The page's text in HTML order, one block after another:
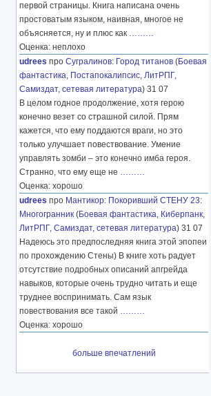
первой страницы. Книга написана очень
простоватым языком, наивная, многое не
объясняется, ну и плюс как ………
Оценка: неплохо
udrees про Сугралинов: Город титанов (Боевая
фантастика, Постапокалипсис, ЛитРПГ,
Самиздат, сетевая литература) 31 07
В целом годное продолжение, хотя герою
конечно везет со страшной силой. Прям
кажется, что ему поддаются враги, но это
только улучшает повествование. Умение
управлять зомби – это конечно имба героя.
Странно, что ему еще не ………
Оценка: хорошо
udrees про Мантикор: Покоривший СТЕНУ 23:
Многогранник (Боевая фантастика, Киберпанк,
ЛитРПГ, Самиздат, сетевая литература) 31 07
Надеюсь это предпоследняя книга этой эпопеи
по прохождению Стены) В книге хоть радует
отсутствие подробных описаний апгрейда
навыков, которые очень трудно читать и еще
труднее воспринимать. Сам язык
повествования все такой ………
Оценка: хорошо
больше впечатлений